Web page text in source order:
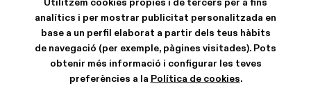
analítics i per mostrar publicitat personalitzada en
base a un perfil elaborat a partir dels teus hàbits
de navegació (per exemple, pàgines visitades). Pots
obtenir més informació i configurar les teves
preferències a la Política de cookies.
CARACTERÍSTIQUES
CURA DEL PRODUCTE